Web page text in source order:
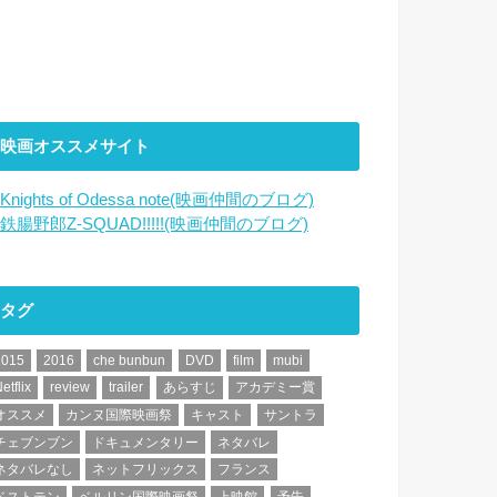
映画オススメサイト
Knights of Odessa note(映画仲間のブログ)
鉄腸野郎Z-SQUAD!!!!!(映画仲間のブログ)
タグ
2016 che bunbun DVD film
mubi
review trailer あらすじ
アカデミー賞
ススメ
カンヌ国際映画祭 キャスト
サントラ
ェブンブン
ドキュメンタリー
ネタバレ
タバレなし
ネットフリックス
フランス